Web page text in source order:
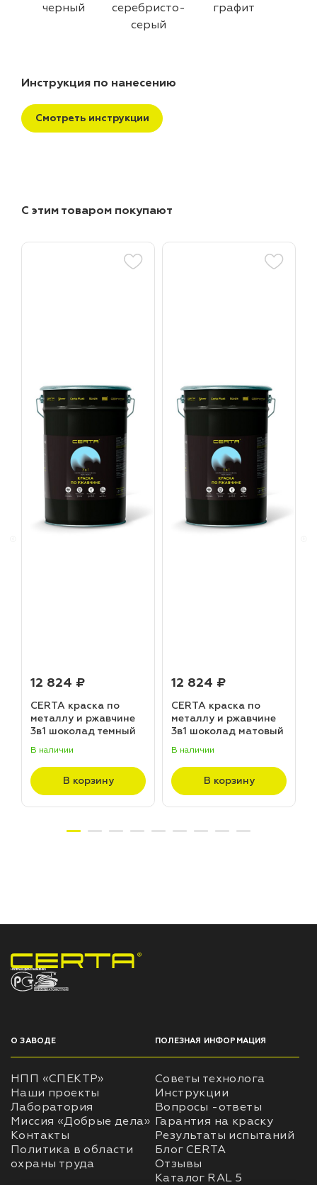
черный
серебристо-
серый
графит
Инструкция по нанесению
Смотреть инструкции
С этим товаром покупают
12 824 ₽
CERTA краска по
металлу и ржавчине
3в1 шоколад темный
(20,0кг)
В наличии
В корзину
12 824 ₽
CERTA краска по
металлу и ржавчине
3в1 шоколад матовый
В наличии
В корзину
НПП «СПЕКТР» ЗАВОД ЛАКОКРАСОЧНЫХ МАТЕРИАЛОВ
О ЗАВОДЕ
НПП «СПЕКТР»
Наши проекты
Лаборатория
Миссия «Добрые дела»
Контакты
Политика в области
ПОЛЕЗНАЯ ИНФОРМАЦИЯ
Советы технолога
Инструкции
Вопросы -ответы
Гарантия на краску
Результаты испытаний
Блог CERTA
Отзывы
Каталог RAL 5